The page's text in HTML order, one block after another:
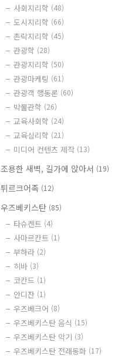
사회지리학 (48)
도시지리학 (66)
촌락지리학 (45)
관광학 (28)
관광지리학 (50)
관광마케팅 (61)
관광객 행동론 (60)
박물관학 (26)
교육사회학 (24)
교육심리학 (21)
미디어 컨텐츠 제작 (13)
조용한 새벽, 길가에 앉아서 (19)
튀르크어족 (12)
우즈베키스탄 (85)
타슈켄트 (4)
사마르칸트 (1)
부하라 (2)
히바 (3)
코칸드 (1)
안디잔 (1)
우즈베크어 (8)
우즈베키스탄 음식 (15)
우즈베키스탄 악기 (3)
우즈베키스탄 전래동화 (17)